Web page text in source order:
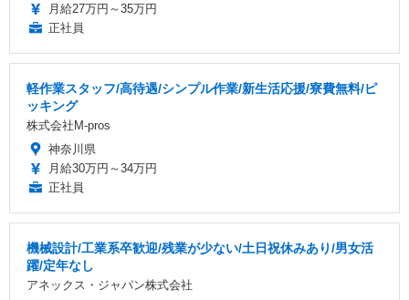
月給27万円～35万円
正社員
軽作業スタッフ/高待遇/シンプル作業/新生活応援/寮費無料/ピ
ッキング
株式会社M-pros
神奈川県
月給30万円～34万円
正社員
機械設計/工業系卒歓迎/残業が少ない/土日祝休みあり/男女活
躍/定年なし
アネックス・ジャパン株式会社